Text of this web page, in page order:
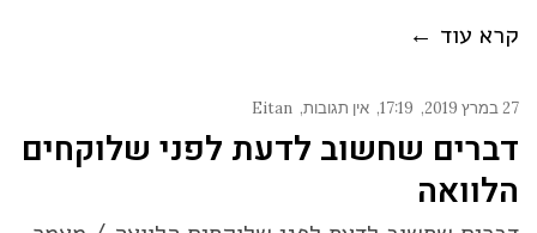
קרא עוד ←
27 במרץ 2019 17:19 אין תגובות Eitan
דברים שחשוב לדעת לפני שלוקחים
הלוואה